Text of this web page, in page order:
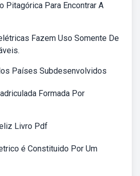
Pitagórica Para Encontrar A
Fazem Uso Somente De
Países Subdesenvolvidos
Formada Por
Livro Pdf
é Constituido Por Um